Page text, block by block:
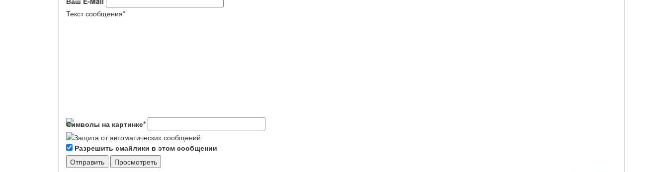
Текст сообщения*
Символы на картинке*
Разрешить смайлики в этом сообщении